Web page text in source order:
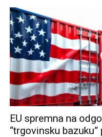
EU spremna na
“trgovinsku